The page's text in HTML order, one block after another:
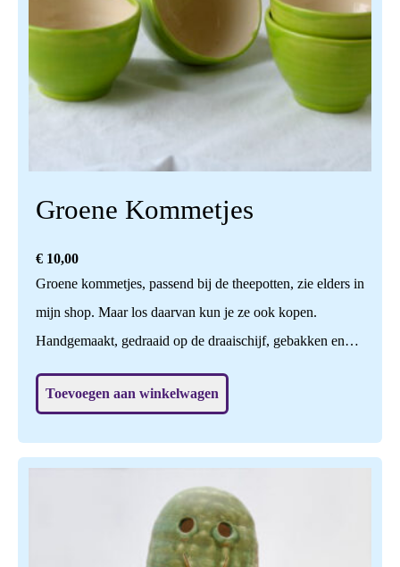
Groene Kommetjes
€ 10,00
Groene kommetjes, passend bij de theepotten, zie elders in
mijn shop. Maar los daarvan kun je ze ook kopen.
Handgemaakt, gedraaid op de draaischijf, gebakken en
Een feestje om te gebruiken!
Toevoegen aan winkelwagen